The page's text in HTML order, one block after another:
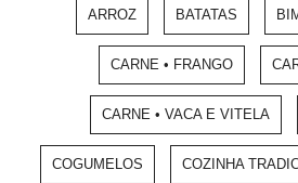
ARROZ BATATAS
CARNE • FRANGO
CARNE • VACA E VITELA
COGUMELOS COZINHA